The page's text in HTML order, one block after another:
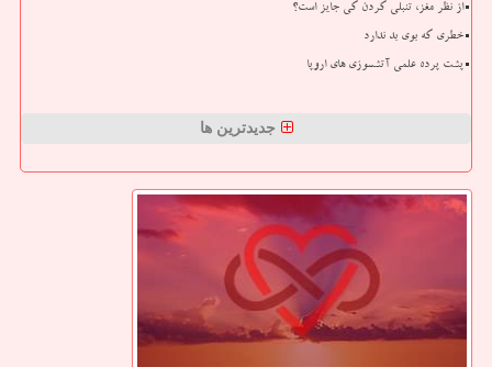
از نظر مغز، تنبلی کردن کی جایز است؟
خطری که بوی بد ندارد
پشت پرده علمی آتشسوزی های اروپا
جدیدترین ها